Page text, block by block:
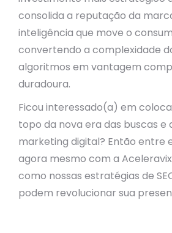
consolida a reputação da
inteligência que move o
convertendo a complexidade
algoritmos em vantagem
duradoura.
Ficou interessado(a) em
topo da nova era das buscas e
marketing digital? Então entre
agora mesmo com a
como nossas estratégias de
podem revolucionar sua